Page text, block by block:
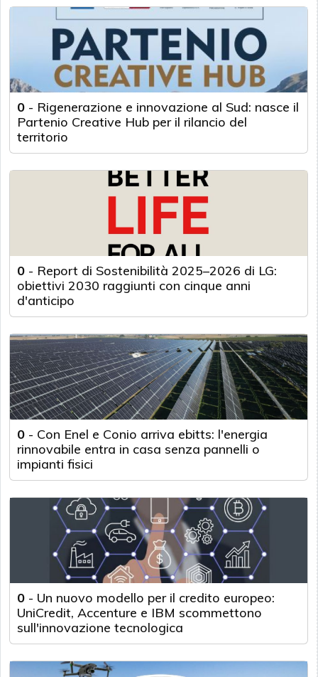
0 - Rigenerazione e innovazione al Sud: nasce il
Partenio Creative Hub per il rilancio del
territorio
0 - Report di Sostenibilità 2025–2026 di LG:
obiettivi 2030 raggiunti con cinque anni
d'anticipo
0 - Con Enel e Conio arriva ebitts: l'energia
rinnovabile entra in casa senza pannelli o
impianti fisici
0 - Un nuovo modello per il credito europeo:
UniCredit, Accenture e IBM scommettono
sull'innovazione tecnologica